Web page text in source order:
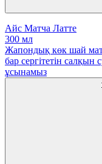
Айс Матча Латте
300 мл
Жапондық көк шай
бар сергітетін
ұсынамыз